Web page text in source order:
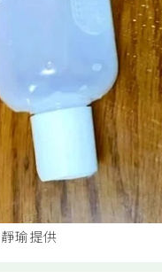
瑜提供